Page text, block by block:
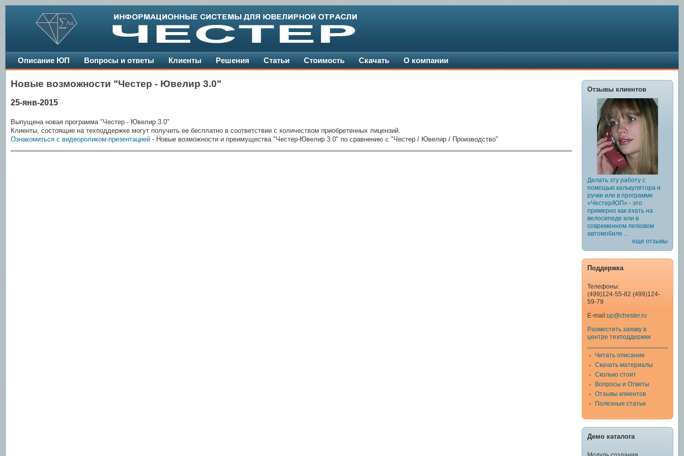
Новые возможности "Честер - Ювелир 3.0"
25-янв-2015
Выпущена новая программа "Честер - Ювелир 3.0"
Клиенты, состоящие на техподдержке могут получить ее бесплатно в соответствии с количеством приобретенных лицензий.
Ознакомиться с видеороликом-презентацией - Новые возможности и преимущества "Честер-Ювелир 3.0" по сравнению с "Честер / Ювелир / Производство"
Описание ЮП Вопросы и ответы Клиенты Решения Статьи Стоимость Скачать О компании
Отзывы клиентов
Делать эту работу с
помощью калькулятора и
ручки или в программе
«Честер/ЮП» - это
примерно как ехать на
велосипеде или в
современном легковом
автомобиле ...
еще отзывы
Поддержка
Телефоны:
(499)124-55-82 (499)124-
59-79
E-mail:up@chester.ru
Разместить заявку в
центре техподдержки
Читать описание
Скачать материалы
Сколько стоит
Вопросы и Ответы
Отзывы клиентов
Полезные статьи
Демо каталога